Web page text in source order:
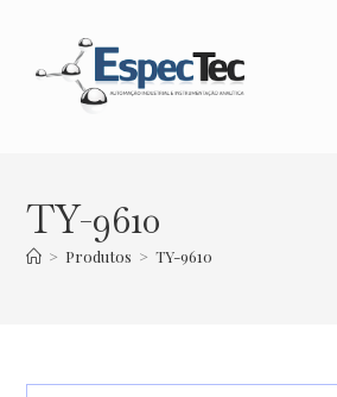
TY-9610
> Produtos > TY-9610